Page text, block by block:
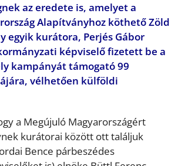
az eredete is, amelyet a
Alapítványhoz köthető Zöld
egyik kurátora, Perjés Gábor
képviselő fizetett be a
kampányát támogató 99
vélhetően külföldi
a Megújuló Magyarországért
kurátorai között ott találjuk
Bence párbeszédes